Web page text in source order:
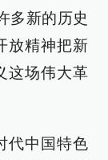
多新的历史
放精神把新
这场伟大革
代中国特色